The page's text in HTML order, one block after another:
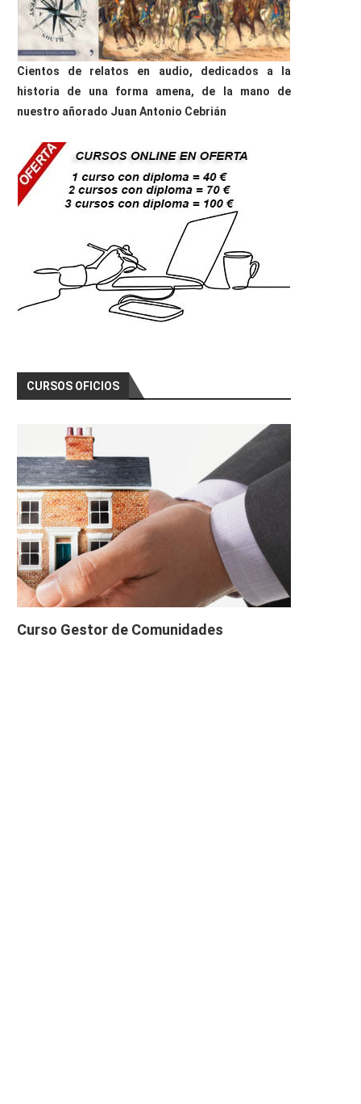
Cientos de relatos en audio, dedicados a la
historia de una forma amena, de la mano de
nuestro añorado Juan Antonio Cebrián
CURSOS OFICIOS
Curso Gestor de Comunidades